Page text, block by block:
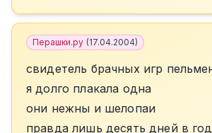
Перашки.ру (17.04.2004)
свидетель брачных игр
я долго плакала одна
они нежны и шелопаи
правда лишь десять дней в